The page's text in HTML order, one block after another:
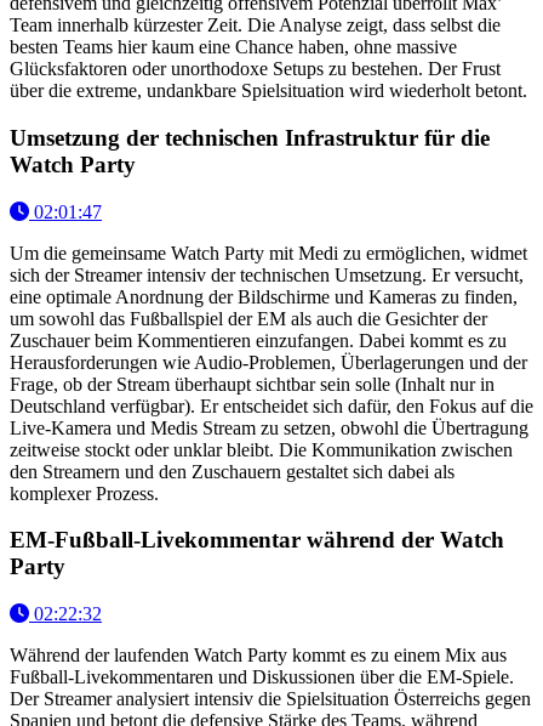
Team innerhalb kürzester Zeit. Die Analyse zeigt, dass selbst die
besten Teams hier kaum eine Chance haben, ohne massive
Glücksfaktoren oder unorthodoxe Setups zu bestehen. Der Frust
über die extreme, undankbare Spielsituation wird wiederholt betont.
Umsetzung der technischen Infrastruktur für die
Watch Party
02:01:47
Um die gemeinsame Watch Party mit Medi zu ermöglichen, widmet
sich der Streamer intensiv der technischen Umsetzung. Er versucht,
eine optimale Anordnung der Bildschirme und Kameras zu finden,
um sowohl das Fußballspiel der EM als auch die Gesichter der
Zuschauer beim Kommentieren einzufangen. Dabei kommt es zu
Herausforderungen wie Audio-Problemen, Überlagerungen und der
Frage, ob der Stream überhaupt sichtbar sein solle (Inhalt nur in
Deutschland verfügbar). Er entscheidet sich dafür, den Fokus auf die
Live-Kamera und Medis Stream zu setzen, obwohl die Übertragung
zeitweise stockt oder unklar bleibt. Die Kommunikation zwischen
den Streamern und den Zuschauern gestaltet sich dabei als
komplexer Prozess.
EM-Fußball-Livekommentar während der Watch
Party
02:22:32
Während der laufenden Watch Party kommt es zu einem Mix aus
Fußball-Livekommentaren und Diskussionen über die EM-Spiele.
Der Streamer analysiert intensiv die Spielsituation Österreichs gegen
Spanien und betont die defensive Stärke des Teams, während